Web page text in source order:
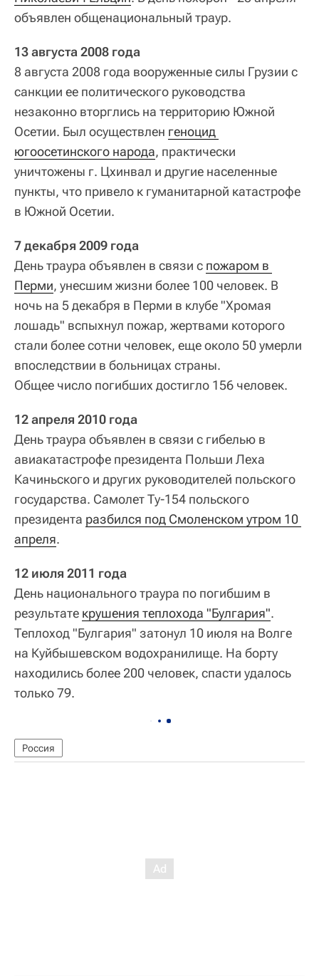
объявлен общенациональный траур.
13 августа 2008 года
8 августа 2008 года вооруженные силы Грузии с
санкции ее политического руководства
незаконно вторглись на территорию Южной
Осетии. Был осуществлен геноцид
югоосетинского народа, практически
уничтожены г. Цхинвал и другие населенные
пункты, что привело к гуманитарной катастрофе
в Южной Осетии.
7 декабря 2009 года
День траура объявлен в связи с пожаром в
Перми, унесшим жизни более 100 человек. В
ночь на 5 декабря в Перми в клубе "Хромая
лошадь" вспыхнул пожар, жертвами которого
стали более сотни человек, еще около 50 умерли
впоследствии в больницах страны.
Общее число погибших достигло 156 человек.
12 апреля 2010 года
День траура объявлен в связи с гибелью в
авиакатастрофе президента Польши Леха
Качиньского и других руководителей польского
государства. Самолет Ту-154 польского
президента разбился под Смоленском утром 10
апреля.
12 июля 2011 года
День национального траура по погибшим в
результате крушения теплохода "Булгария".
Теплоход "Булгария" затонул 10 июля на Волге
на Куйбышевском водохранилище. На борту
находились более 200 человек, спасти удалось
только 79.
Россия